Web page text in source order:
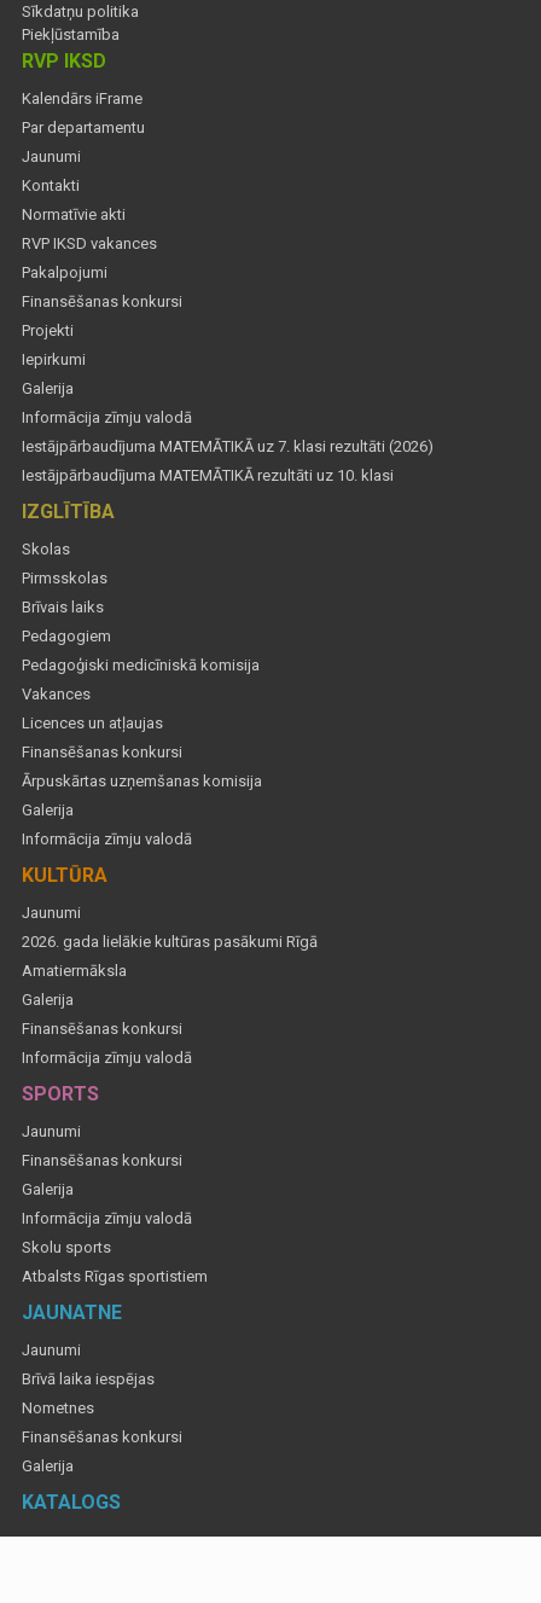
Sīkdatņu politika
Piekļūstamība
RVP IKSD
Kalendārs iFrame
Par departamentu
Jaunumi
Kontakti
Normatīvie akti
RVP IKSD vakances
Pakalpojumi
Finansēšanas konkursi
Projekti
Iepirkumi
Galerija
Informācija zīmju valodā
Iestājpārbaudījuma MATEMĀTIKĀ uz 7. klasi rezultāti (2026)
Iestājpārbaudījuma MATEMĀTIKĀ rezultāti uz 10. klasi
IZGLĪTĪBA
Skolas
Pirmsskolas
Brīvais laiks
Pedagogiem
Pedagoģiski medicīniskā komisija
Vakances
Licences un atļaujas
Finansēšanas konkursi
Ārpuskārtas uzņemšanas komisija
Galerija
Informācija zīmju valodā
KULTŪRA
Jaunumi
2026. gada lielākie kultūras pasākumi Rīgā
Amatiermāksla
Galerija
Finansēšanas konkursi
Informācija zīmju valodā
SPORTS
Jaunumi
Finansēšanas konkursi
Galerija
Informācija zīmju valodā
Skolu sports
Atbalsts Rīgas sportistiem
JAUNATNE
Jaunumi
Brīvā laika iespējas
Nometnes
Finansēšanas konkursi
Galerija
KATALOGS